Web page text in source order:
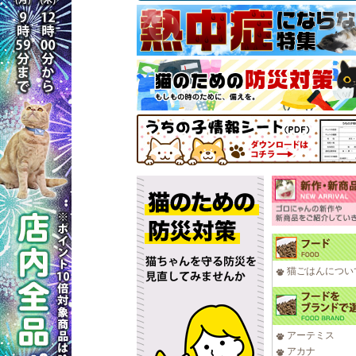
猫ごはんについ
アーテミス
アカナ